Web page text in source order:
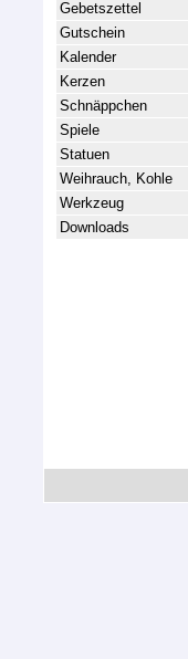
Gebetszettel
Gutschein
Kalender
Kerzen
Schnäppchen
Spiele
Statuen
Weihrauch, Kohle
Werkzeug
Downloads